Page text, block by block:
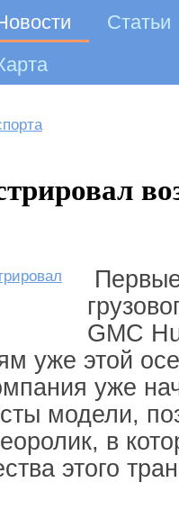
Статьи
GMC
уже этой
уже
модели,
в
этого
AWD S
год...